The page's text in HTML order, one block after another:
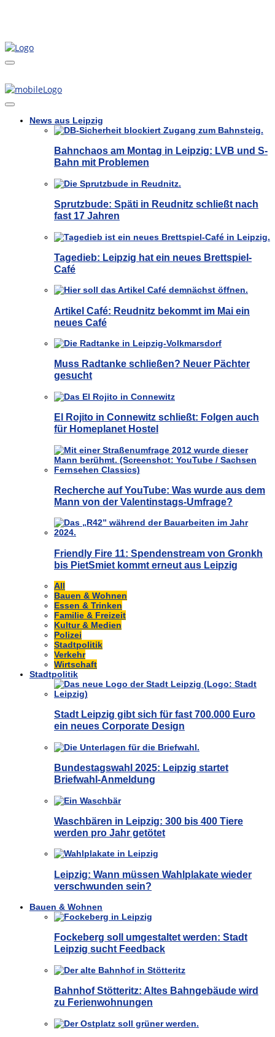
News aus Leipzig
Bahnchaos am Montag in Leipzig: LVB und S-
Bahn mit Problemen
Sprutzbude: Späti in Reudnitz schließt nach
fast 17 Jahren
Tagedieb: Leipzig hat ein neues Brettspiel-
Café
Artikel Café: Reudnitz bekommt im Mai ein
neues Café
Muss Radtanke schließen? Neuer Pächter
gesucht
El Rojito in Connewitz schließt: Folgen auch
für Homeplanet Hostel
Recherche auf YouTube: Was wurde aus dem
Mann von der Valentinstags-Umfrage?
Friendly Fire 11: Spendenstream von Gronkh
bis PietSmiet kommt erneut aus Leipzig
All
Bauen & Wohnen
Essen & Trinken
Familie & Freizeit
Kultur & Medien
Polizei
Stadtpolitik
Verkehr
Wirtschaft
Stadtpolitik
Stadt Leipzig gibt sich für fast 700.000 Euro
ein neues Corporate Design
Bundestagswahl 2025: Leipzig startet
Briefwahl-Anmeldung
Waschbären in Leipzig: 300 bis 400 Tiere
werden pro Jahr getötet
Leipzig: Wann müssen Wahlplakate wieder
verschwunden sein?
Bauen & Wohnen
Fockeberg soll umgestaltet werden: Stadt
Leipzig sucht Feedback
Bahnhof Stötteritz: Altes Bahngebäude wird
zu Ferienwohnungen